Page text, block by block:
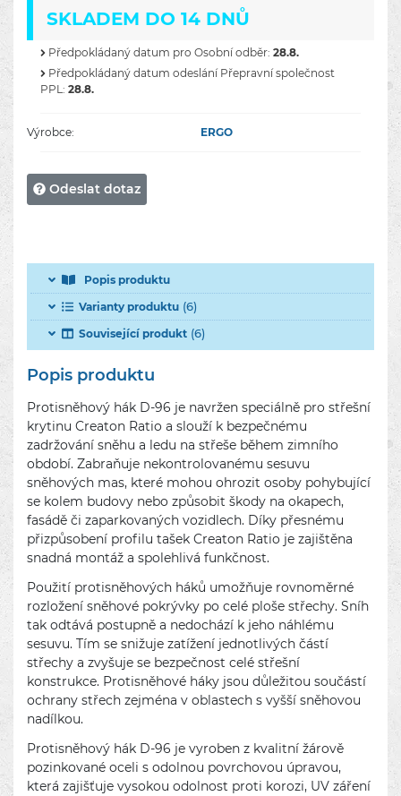
SKLADEM DO 14 DNŮ
Předpokládaný datum pro Osobní odběr: 28.8.
Předpokládaný datum odeslání Přepravní společnost
PPL: 28.8.
Výrobce: ERGO
Odeslat dotaz
Popis produktu
Varianty produktu (6)
Související produkt (6)
Popis produktu
Protisněhový hák D-96 je navržen speciálně pro střešní
krytinu Creaton Ratio a slouží k bezpečnému
zadržování sněhu a ledu na střeše během zimního
období. Zabraňuje nekontrolovanému sesuvu
sněhových mas, které mohou ohrozit osoby pohybující
se kolem budovy nebo způsobit škody na okapech,
fasádě či zaparkovaných vozidlech. Díky přesnému
přizpůsobení profilu tašek Creaton Ratio je zajištěna
snadná montáž a spolehlivá funkčnost.
Použití protisněhových háků umožňuje rovnoměrné
rozložení sněhové pokrývky po celé ploše střechy. Sníh
tak odtává postupně a nedochází k jeho náhlému
sesuvu. Tím se snižuje zatížení jednotlivých částí
střechy a zvyšuje se bezpečnost celé střešní
konstrukce. Protisněhové háky jsou důležitou součástí
ochrany střech zejména v oblastech s vyšší sněhovou
nadílkou.
Protisněhový hák D-96 je vyroben z kvalitní žárově
pozinkované oceli s odolnou povrchovou úpravou,
která zajišťuje vysokou odolnost proti korozi, UV záření